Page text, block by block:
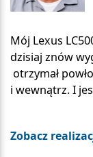
Mój Lexus
dzisiaj znów
otrzymał
i wewnątrz. I
Zobacz